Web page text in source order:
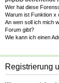
Wer hat diese
Warum ist Funktion x
An wen soll ich mich
Forum gibt?
Wie kann ich einen
Registrierung